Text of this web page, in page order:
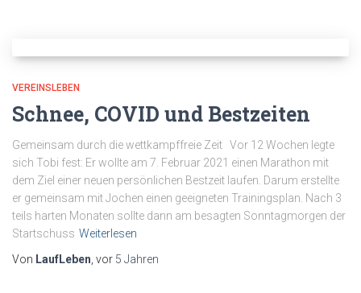
VEREINSLEBEN
Schnee, COVID und Bestzeiten
Gemeinsam durch die wettkampffreie Zeit Vor 12 Wochen legte
sich Tobi fest: Er wollte am 7. Februar 2021 einen Marathon mit
dem Ziel einer neuen persönlichen Bestzeit laufen. Darum erstellte
er gemeinsam mit Jochen einen geeigneten Trainingsplan. Nach 3
teils harten Monaten sollte dann am besagten Sonntagmorgen der
Startschuss Weiterlesen
Von LaufLeben, vor 5 Jahren